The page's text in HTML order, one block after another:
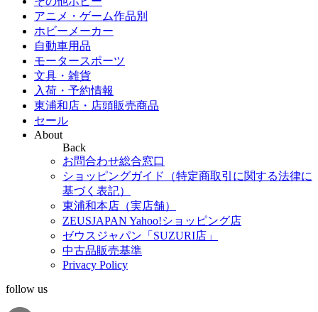
アニメ・ゲーム作品別
ホビーメーカー
自動車用品
モータースポーツ
文具・雑貨
入荷・予約情報
東浦和店・店頭販売商品
セール
About
Back
お問合わせ総合窓口
ショッピングガイド（特定商取引に関する法律に
基づく表記）
東浦和本店（実店舗）
ZEUSJAPAN Yahoo!ショッピング店
ゼウスジャパン「SUZURI店」
中古品販売基準
Privacy Policy
follow us